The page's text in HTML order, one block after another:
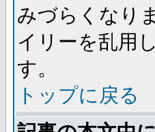
みづらくなり
イリーを乱用
す。
トップに戻る